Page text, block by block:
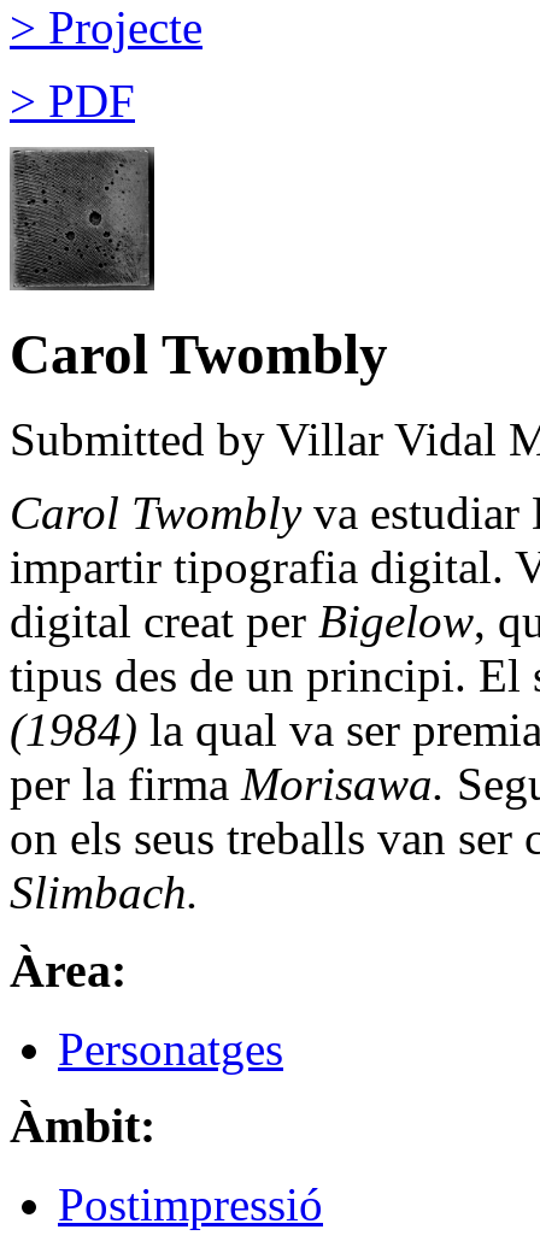
> Projecte
> PDF
Carol Twombly
Submitted by Villar Vidal
Carol Twombly va
impartir tipografia digital.
digital creat per Bigelow,
tipus des de un principi.
(1984) la qual va ser
per la firma Morisawa.
on els seus treballs van
Slimbach.
Àrea:
Personatges
Àmbit:
Postimpressió